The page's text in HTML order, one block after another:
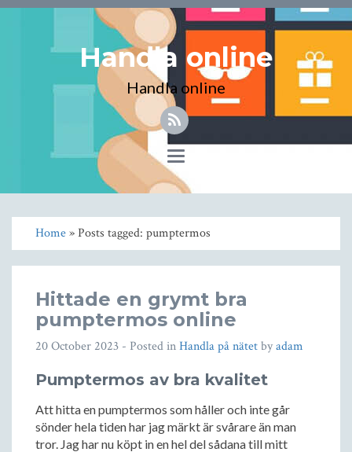
Handla online
Handla online
Toggle
navigation
Home» Posts tagged: pumptermos
Hittade en grymt bra
pumptermos online
20 October 2023 - Posted inHandla på nätetbyadam
Pumptermos av bra kvalitet
Att hitta en pumptermos som håller och inte går
sönder hela tiden har jag märkt är svårare än man
tror. Jag har nu köpt in en hel del sådana till mitt